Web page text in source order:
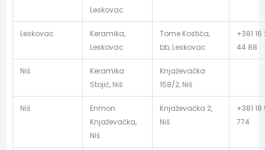
Leskovac
Leskovac
Keramika,
Leskovac
Tome Kostića,
bb, Leskovac
+381 16
44 88
Niš
Keramika
Stojić, Niš
Knjaževačka
158/2, Niš
Niš
Enmon
Knjaževačka,
Niš
Knjaževačka 2,
Niš
+381
774